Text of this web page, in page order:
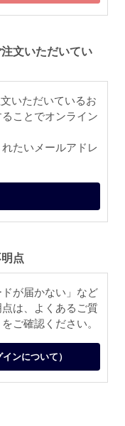
文いただいてい
いただいているお
ことでオンライン
たいメールアドレ
点
ドが届かない」など
は、よくあるご質
ご確認ください。
ンについて）